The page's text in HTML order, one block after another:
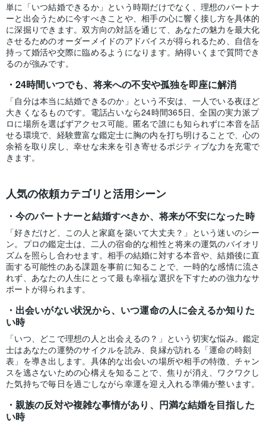
単に「いつ結婚できるか」という時期だけでなく、理想のパートナ
ーと出会うために今すべきことや、相手の心に響く接し方を具体的
に深掘りできます。双方向の対話を通じて、あなたの魅力を最大化
させるためのオーダーメイドのアドバイスが得られるため、自信を
持って婚活や交際に臨めるようになります。納得いくまで質問でき
るのが強みです。
24時間いつでも、将来への不安や孤独を即座に解消
「自分は本当に結婚できるのか」という不安は、一人でいる夜ほど
大きくなるものです。電話占いなら24時間365日、全国の実力派プ
ロに場所を選ばずアクセス可能。匿名で誰にも知られずに本音を話
せる環境で、経験豊富な鑑定士に胸の内を打ち明けることで、心の
余裕を取り戻し、幸せな未来を引き寄せるポジティブな力を充電で
きます。
人気の依頼カテゴリと活用シーン
今のパートナーと結婚すべきか、将来が不安になった時
「好きだけど、この人と家庭を築いて大丈夫？」という迷いのシー
ン。プロの鑑定士は、二人の宿命的な相性と将来の運気のバイオリ
ズムを照らし合わせます。相手の結婚に対する本音や、結婚後に直
面する可能性のある課題を事前に知ることで、一時的な感情に流さ
れず、あなたの人生にとって最も幸福な選択を下すための強力なサ
ポートが得られます。
出会いがない状況から、いつ運命の人に会えるか知りた
い時
「いつ、どこで理想の人と出会えるの？」という切実な悩み。鑑定
士はあなたの運勢のサイクルを読み、良縁が訪れる「運命の時刻
表」を導き出します。具体的な出会いの場所や相手の特徴、チャン
スを逃さないための心構えを知ることで、焦りが消え、ワクワクし
た気持ちで毎日を過ごしながら幸運を迎え入れる準備が整います。
親族の反対や複雑な事情があり、円満な結婚を目指した
い時